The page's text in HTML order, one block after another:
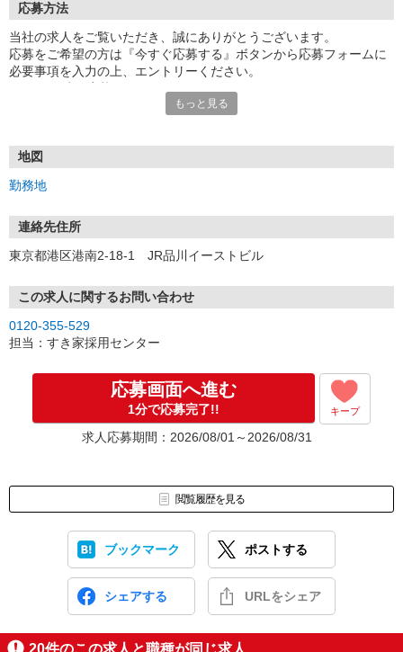
応募方法
当社の求人をご覧いただき、誠にありがとうございます。
応募をご希望の方は『今すぐ応募する』ボタンから応募フォームに
必要事項を入力の上、エントリーください。
号」など
もっと見る
地図
勤務地
連絡先住所
東京都港区港南2-18-1 JR品川イーストビル
この求人に関するお問い合わせ
0120-355-529
担当：すき家採用センター
応募画面へ進む
1分で応募完了!! キープ
求人応募期間：2026/08/01～2026/08/31
閲覧履歴を見る
ブックマーク ポストする
シェアする URLをシェア
20件のこの求人と職種が同じ求人